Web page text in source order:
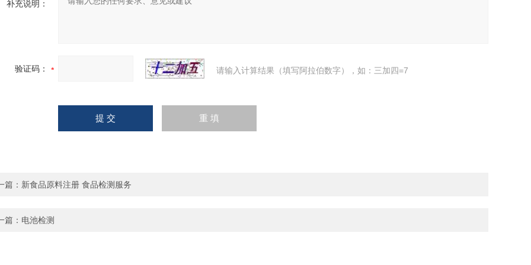
补充说明：
验证码： 请输入计算结果（填写阿拉伯数字），如：三加四=7
篇： 新食品原料注册 食品检测服务
篇： 电池检测